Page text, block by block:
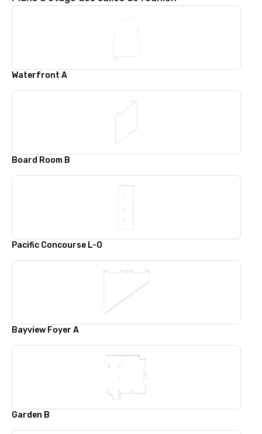
Waterfront A
Board Room B
Pacific Concourse L-O
Bayview Foyer A
Garden B